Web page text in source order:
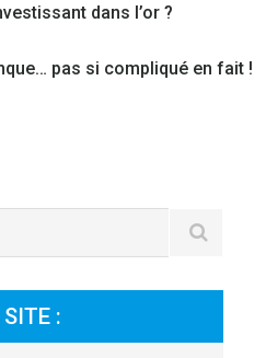
dans l’or ?
pas si compliqué en fait !
: